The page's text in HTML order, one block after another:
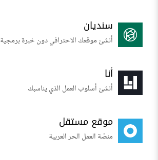
سنديان
أنشئ موقعك الاحترافي دون خبرة برمجية
أنا
أنشئ أسلوب العمل الذي يناسبك
موقع مستقل
منصّة العمل الحر العربية